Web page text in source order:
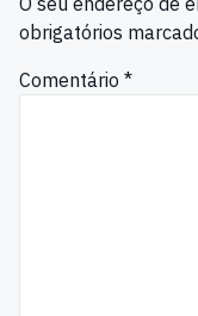
obrigatórios
Comentário *